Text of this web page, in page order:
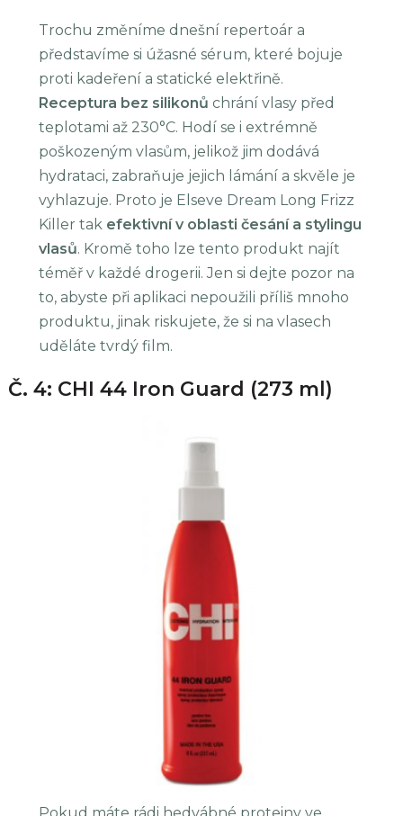
Trochu změníme dnešní repertoár a
představíme si úžasné sérum, které bojuje
proti kadeření a statické elektřině.
Receptura bez silikonů chrání vlasy před
teplotami až 230°C. Hodí se i extrémně
poškozeným vlasům, jelikož jim dodává
hydrataci, zabraňuje jejich lámání a skvěle je
vyhlazuje. Proto je Elseve Dream Long Frizz
Killer tak efektivní v oblasti česání a stylingu
vlasů. Kromě toho lze tento produkt najít
téměř v každé drogerii. Jen si dejte pozor na
to, abyste při aplikaci nepoužili příliš mnoho
produktu, jinak riskujete, že si na vlasech
uděláte tvrdý film.
Č. 4: CHI 44 Iron Guard (273 ml)
Pokud máte rádi hedvábné proteiny ve